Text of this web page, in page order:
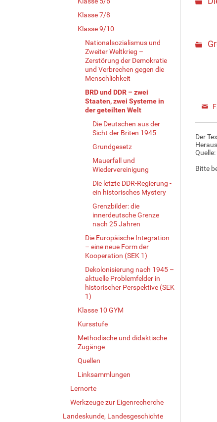
Klasse 7/8
Klasse 9/10
Nationalsozialismus und
Zweiter Weltkrieg –
Zerstörung der Demokratie
und Verbrechen gegen die
Menschlichkeit
BRD und DDR – zwei
Staaten, zwei Systeme in
der geteilten Welt
Die Deutschen aus der
Sicht der Briten 1945
Grundgesetz
Mauerfall und
Wiedervereinigung
Die letzte DDR-Regierung -
ein historisches Mystery
Grenzbilder: die
innerdeutsche Grenze
nach 25 Jahren
Die Europäische Integration
– eine neue Form der
Kooperation (SEK 1)
Dekolonisierung nach 1945 –
aktuelle Problemfelder in
historischer Perspektive (SEK
1)
Klasse 10 GYM
Kursstufe
Methodische und didaktische
Zugänge
Quellen
Linksammlungen
Lernorte
Werkzeuge zur Eigenrecherche
Landeskunde, Landesgeschichte
Der
Quelle:
Bitte